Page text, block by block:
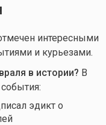
интересными
и курьезами.
в истории? В
эдикт о